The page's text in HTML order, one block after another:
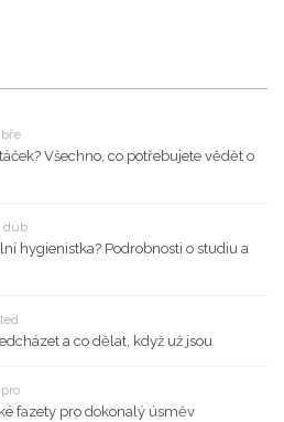
Všechno, co potřebujete vědět o
dub
hygienistka? Podrobnosti o studiu a
a co dělat, když už jsou
fazety pro dokonalý úsměv